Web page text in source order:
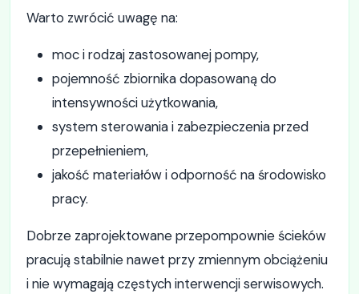
Warto zwrócić uwagę na:
moc i rodzaj zastosowanej pompy,
pojemność zbiornika dopasowaną do
intensywności użytkowania,
system sterowania i zabezpieczenia przed
przepełnieniem,
jakość materiałów i odporność na środowisko
pracy.
Dobrze zaprojektowane przepompownie ścieków
pracują stabilnie nawet przy zmiennym obciążeniu
i nie wymagają częstych interwencji serwisowych.